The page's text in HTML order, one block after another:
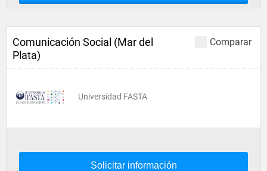
Comparar
Comunicación Social (Mar del
Plata)
Universidad FASTA
Solicitar información